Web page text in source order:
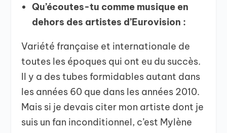
Qu’écoutes-tu comme musique en
dehors des artistes d’Eurovision :
Variété française et internationale de
toutes les époques qui ont eu du succès.
Il y a des tubes formidables autant dans
les années 60 que dans les années 2010.
Mais si je devais citer mon artiste dont je
suis un fan inconditionnel, c’est Mylène